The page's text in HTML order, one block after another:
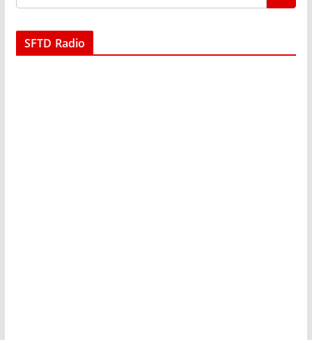
SFTD Radio